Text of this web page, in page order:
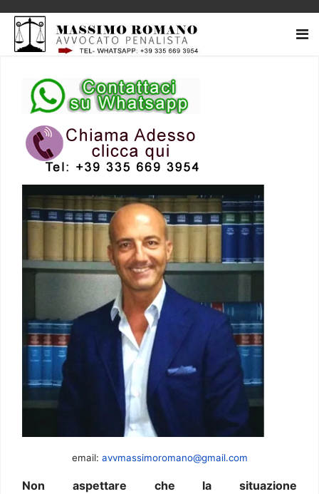
email: avvmassimoromano@gmail.com
Non aspettare che la situazione